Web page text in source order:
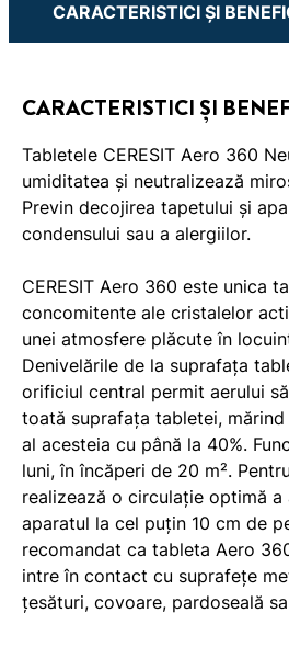
CARACTERISTICI ȘI
CARACTERISTICI ȘI
Tabletele CERESIT Aero 360
umiditatea și neutralizează
Previn decojirea tapetului și
condensului sau a alergiilor.
CERESIT Aero 360 este unica
concomitente ale cristalelor
unei atmosfere plăcute în
Denivelările de la suprafața
orificiul central permit aerului
toată suprafața tabletei,
al acesteia cu până la 40%.
luni, în încăperi de 20 m².
realizează o circulație optimă
aparatul la cel puțin 10 cm de
recomandat ca tableta Aero
intre în contact cu suprafețe
țesături, covoare, pardoseală